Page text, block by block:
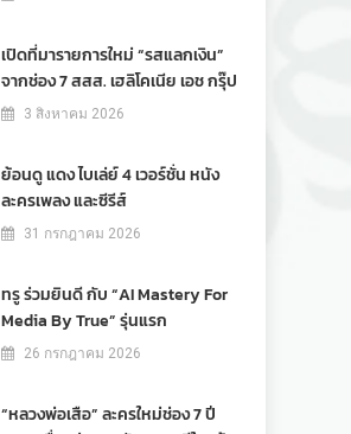
เปิดที่มารายการใหม่ “รสแลกเงิน”
จากช่อง 7 สสส. เฮลิโคเนีย เอช กรุ๊ป
3 สิงหาคม 2026
ย้อนดู แดง ไบเล่ย์ 4 เวอร์ชั่น หนัง
ละครเพลง และซีรีส์
31 กรกฎาคม 2026
ทรู ร่วมยินดี กับ “AI Mastery For
Media By True” รุ่นแรก
26 กรกฎาคม 2026
“หลวงพ่อเสือ” ละครใหม่ช่อง 7 ปี